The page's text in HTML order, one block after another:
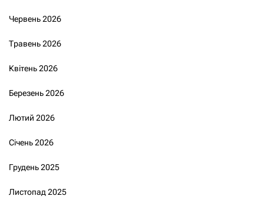
Червень 2026
Травень 2026
Квітень 2026
Березень 2026
Лютий 2026
Січень 2026
Грудень 2025
Листопад 2025